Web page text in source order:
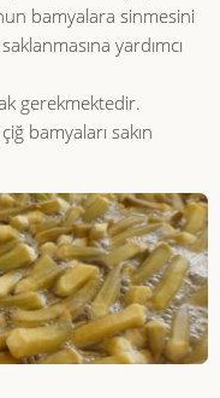
bamyalara sinmesini
yardımcı
gerekmektedir.
bamyaları sakın